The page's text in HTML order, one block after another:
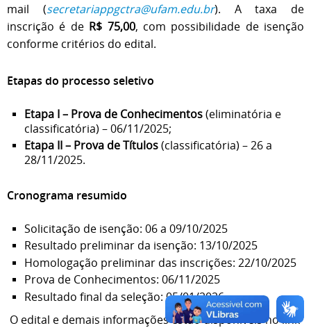
mail (secretariappgctra@ufam.edu.br). A taxa de
inscrição é de R$ 75,00, com possibilidade de isenção
conforme critérios do edital.
Etapas do processo seletivo
Etapa I – Prova de Conhecimentos(eliminatória e
classificatória) – 06/11/2025;
Etapa II – Prova de Títulos(classificatória) – 26 a
28/11/2025.
Cronograma resumido
Solicitação de isenção: 06 a 09/10/2025
Resultado preliminar da isenção: 13/10/2025
Homologação preliminar das inscrições: 22/10/2025
Prova de Conhecimentos: 06/11/2025
Resultado final da seleção: 05/01/2026
O edital e demais informações estão disponíveis no link